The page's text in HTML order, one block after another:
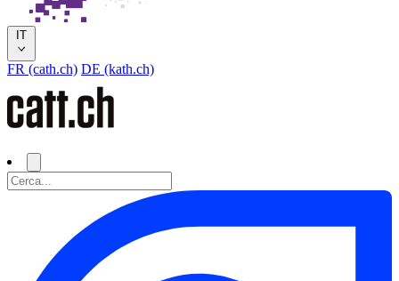
IT
FR (cath.ch) DE (kath.ch)